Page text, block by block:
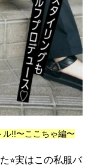
!!〜ここちゃ編〜
⭐︎実はこの私服バ